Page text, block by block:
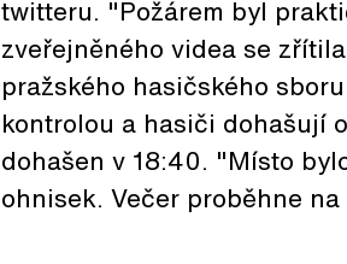
twitteru. "Požárem byl
zveřejněného videa se
pražského hasičského
kontrolou a hasiči dohašují
dohašen v 18:40. "Místo
ohnisek. Večer proběhne